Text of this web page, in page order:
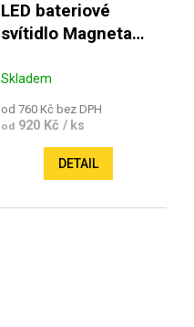
LED bateriové
svítidlo Magneta
Skladem
od 760 Kč bez DPH
od920 Kč / ks
DETAIL